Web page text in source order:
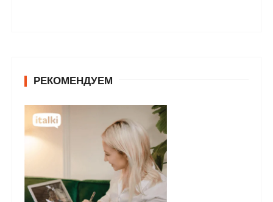
РЕКОМЕНДУЕМ